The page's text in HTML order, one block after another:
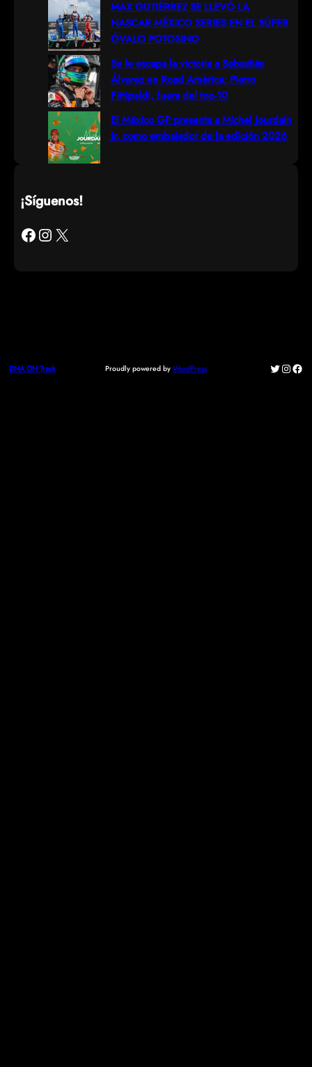
MAX GUTIÉRREZ SE LLEVÓ LA
NASCAR MÉXICO SERIES EN EL SÚPER
ÓVALO POTOSINO
Se le escapa la victoria a Sebastián
Álvarez en Road América; Pietro
Fittipaldi, fuera del top-10
El México GP presenta a Michel Jourdain
Jr. como embajador de la edición 2026
¡Síguenos!
Facebook Instagram X
DNA ON Track Proudly powered by WordPress Twitter